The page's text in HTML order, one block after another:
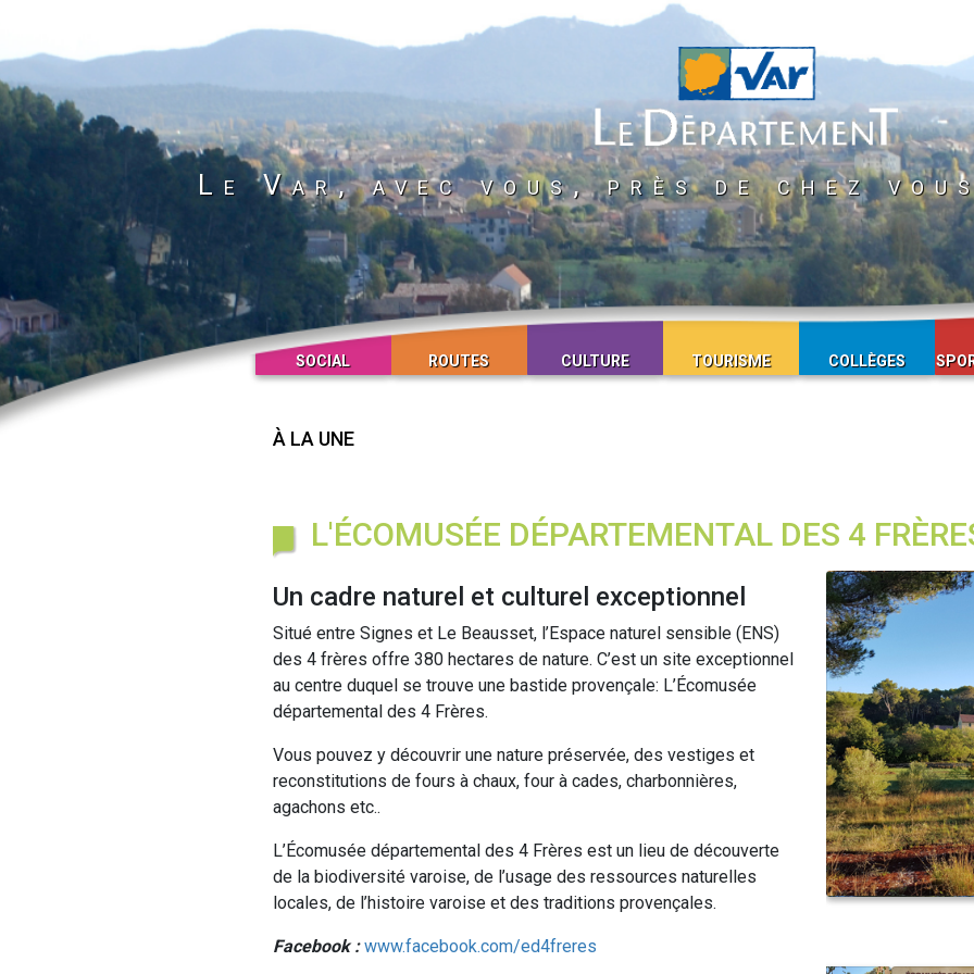
Le Var, avec vous, près de chez
SOCIAL ROUTES CULTURE TOURISME COLLÈGES
À LA UNE
L'ÉCOMUSÉE DÉPARTEMENTAL DES 4
Un cadre naturel et culturel exceptionnel
Situé entre Signes et Le Beausset, l’Espace naturel sensible (ENS)
des 4 frères offre 380 hectares de nature. C’est un site exceptionnel
au centre duquel se trouve une bastide provençale: L’Écomusée
départemental des 4 Frères.
Vous pouvez y découvrir une nature préservée, des vestiges et
reconstitutions de fours à chaux, four à cades, charbonnières,
agachons etc..
L’Écomusée départemental des 4 Frères est un lieu de découverte
de la biodiversité varoise, de l’usage des ressources naturelles
locales, de l’histoire varoise et des traditions provençales.
Facebook :www.facebook.com/ed4freres